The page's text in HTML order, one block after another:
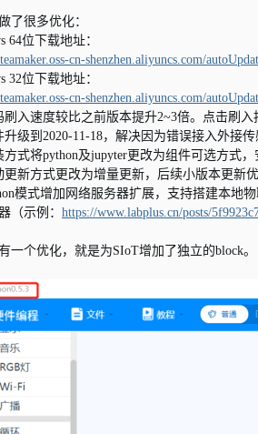
了很多优化：
64位下载地址：
cn-shenzhen.aliyuncs.com/
32位下载地址：
cn-shenzhen.aliyuncs.com/
刷入速度较比之前版本提升2~3倍。点击刷
升级到2020-11-18，解决因为错误接入外接
方式将python及jupyter更改为组件可选方式
更新方式更改为增量更新，后续小版本更新
模式增加网络服务器扩展，支持搭建本地物
（示例： https://www.labplus.cn/posts/
一个优化，就是为SIoT增加了独立的block。